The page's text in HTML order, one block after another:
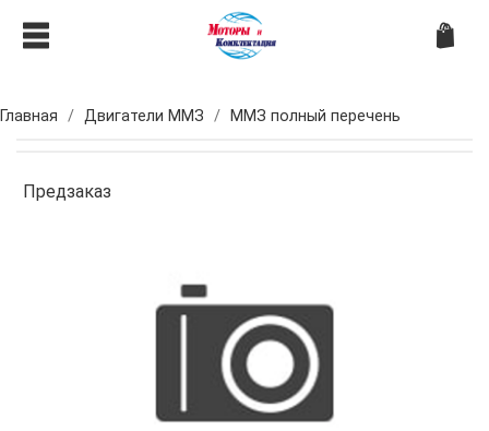
Главная Двигатели ММЗ ММЗ полный перечень
Предзаказ